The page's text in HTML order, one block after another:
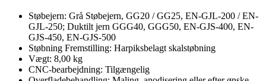
Støbejern: Grå Støbejern, GG20 / GG25, EN-GJL-200 / EN-
GJL-250; Duktilt jern GGG40, GGG50, EN-GJS-400, EN-
GJS-450, EN-GJS-500
Støbning Fremstilling: Harpiksbelagt skalstøbning
Vægt: 8,00 kg
CNC-bearbejdning: Tilgængelig